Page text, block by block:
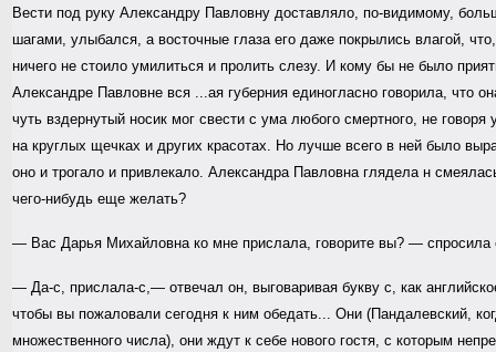
Вести под руку Александру Павловну доставляло, по-видимому,
шагами, улыбался, а восточные глаза его даже покрылись влагой,
ничего не стоило умилиться и пролить слезу. И кому бы не было
Александре Павловне вся ...ая губерния единогласно говорила, что
чуть вздернутый носик мог свести с ума любого смертного, не
на круглых щечках и других красотах. Но лучше всего в ней было
оно и трогало и привлекало. Александра Павловна глядела н
чего-нибудь еще желать?
— Вас Дарья Михайловна ко мне прислала, говорите вы? — спросила
— Да-с, прислала-с,— отвечал он, выговаривая букву с, как
чтобы вы пожаловали сегодня к ним обедать... Они (Пандалевский,
множественного числа), они ждут к себе нового гостя, с которым